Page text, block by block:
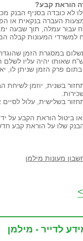
הוראת קבע?
לא כובדה בסניף הבנק
העברה בנקאית או
למשרדי המעונות קבלה
במסגרת הזמן
מוסכם על סך 150 ש"ח שאותו יהיה
פרק הזמן שניתן לו,
בשנית, יוזמן לשיחת
בשלישית, עלול לסיים
ביטול הוראת הקבע על
שלו על הוראת קבע
מעונות מילמן
לדייר - מילמן